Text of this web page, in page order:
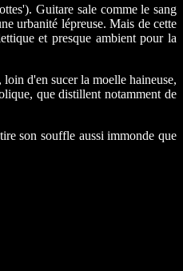
Guitare sale comme le sang
urbanité lépreuse. Mais de cette
et presque ambient pour la
d'en sucer la moelle haineuse,
que distillent notamment de
son souffle aussi immonde que